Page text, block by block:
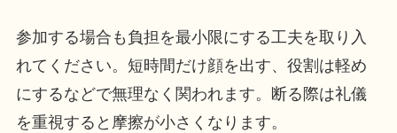
参加する場合も負担を最小限にする工夫を取り入
れてください。短時間だけ顔を出す、役割は軽め
にするなどで無理なく関われます。断る際は礼儀
を重視すると摩擦が小さくなります。